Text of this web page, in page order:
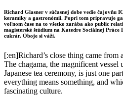
Richard Glasner v súčasnej dobe vedie čajovňu
keramiky a gastronómii. Popri tom pripravuje
voľnom čase na to všetko zarába ako public
magisterské štúdium na Katedre Sociálnej
cukrár. Oboje si váži.
[:en]Richard’s close thing came from
The chagama, the magnificent vessel
Japanese tea ceremony, is just one
everything means something, and
fascinating culture.